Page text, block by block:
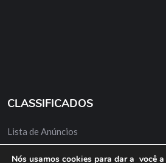
CLASSIFICADOS
Lista de Anúncios
Nós usamos cookies para dar a você